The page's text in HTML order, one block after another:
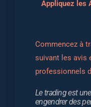
Appliquez les
Commencez à
suivant les avis
professionnels
Le trading est
engendrer des